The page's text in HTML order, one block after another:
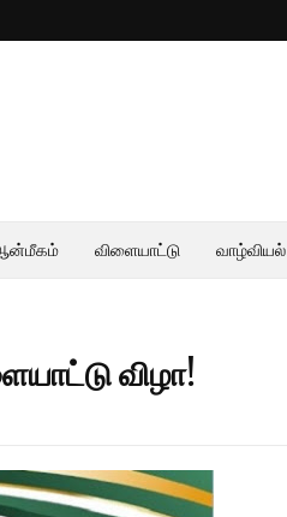
விளையாட்டு வாழ்வியல்
விழா!